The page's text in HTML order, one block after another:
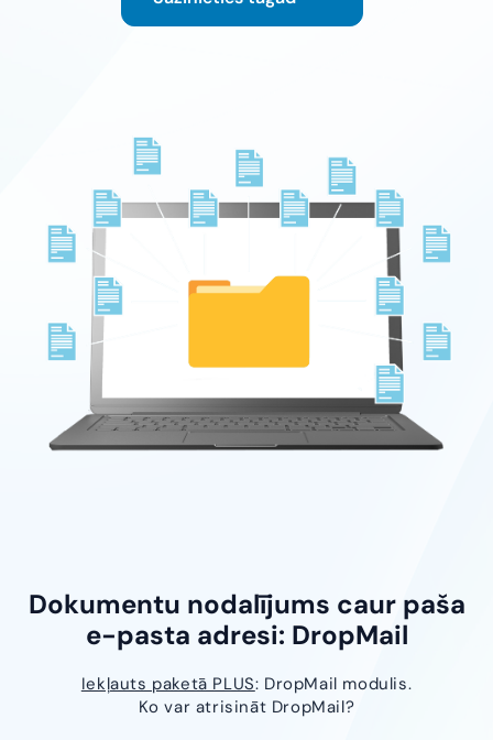
Dokumentu nodalījums caur paša
e-pasta adresi: DropMail
Iekļauts paketā PLUS: DropMail modulis.
Ko var atrisināt DropMail?